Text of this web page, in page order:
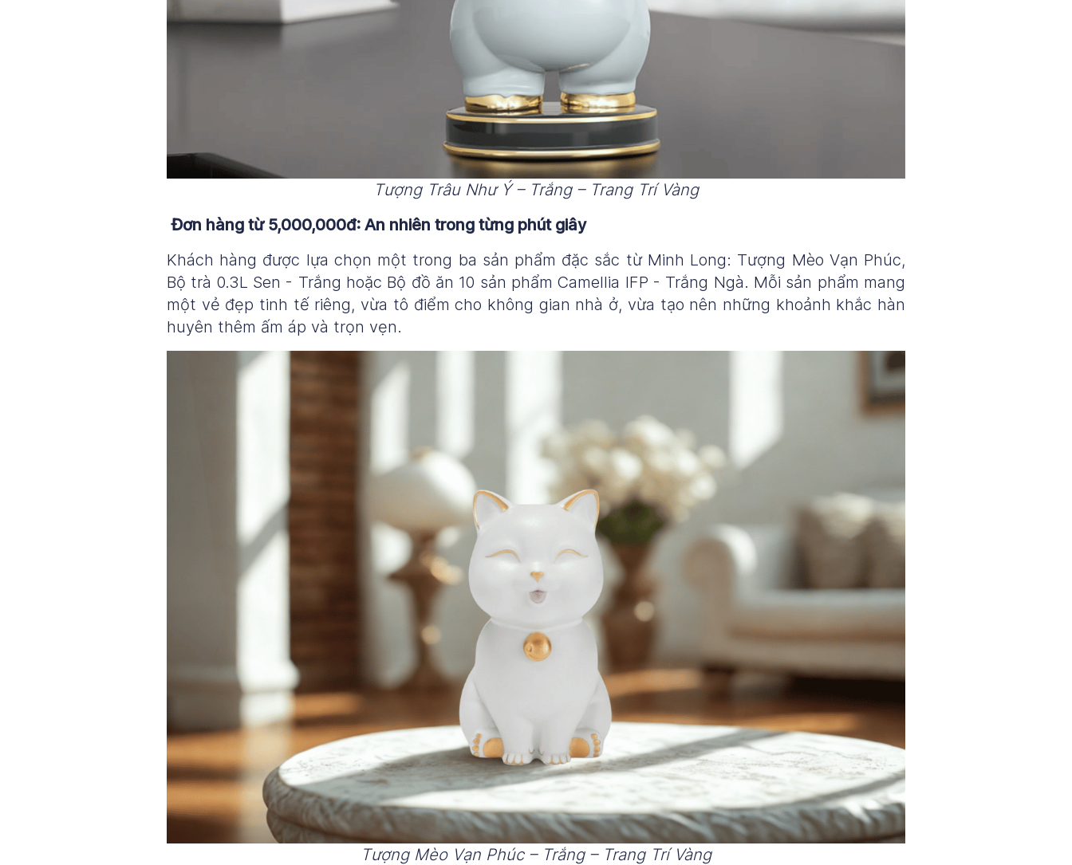
Tượng Trâu Như Ý – Trắng – Trang Trí Vàng
Đơn hàng từ 5,000,000đ: An nhiên trong từng phút giây
Khách hàng được lựa chọn một trong ba sản phẩm đặc sắc từ Minh Long: Tượng Mèo Vạn Phúc,
Bộ trà 0.3L Sen - Trắng hoặc Bộ đồ ăn 10 sản phẩm Camellia IFP - Trắng Ngà. Mỗi sản phẩm mang
một vẻ đẹp tinh tế riêng, vừa tô điểm cho không gian nhà ở, vừa tạo nên những khoảnh khắc hàn
huyên thêm ấm áp và trọn vẹn.
Tượng Mèo Vạn Phúc – Trắng – Trang Trí Vàng